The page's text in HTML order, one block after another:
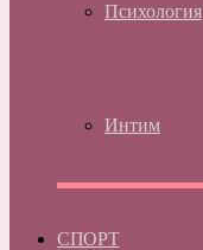
Психология
Интим
СПОРТ